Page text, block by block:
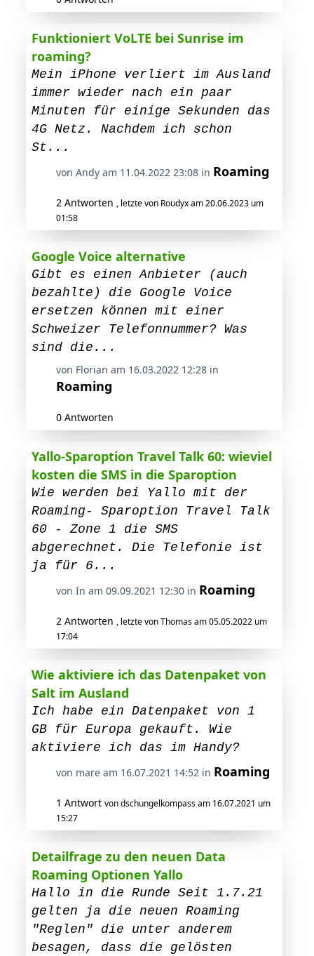
Funktioniert VoLTE bei Sunrise im
roaming?
Mein iPhone verliert im Ausland
immer wieder nach ein paar
Minuten für einige Sekunden das
4G Netz. Nachdem ich schon
St...
von Andy am 11.04.2022 23:08 in Roaming
2 Antworten , letzte von Roudyx am 20.06.2023 um
01:58
Google Voice alternative
Gibt es einen Anbieter (auch
bezahlte) die Google Voice
ersetzen können mit einer
Schweizer Telefonnummer? Was
sind die...
von Florian am 16.03.2022 12:28 in
Roaming
0 Antworten
Yallo-Sparoption Travel Talk 60: wieviel
kosten die SMS in die Sparoption
Wie werden bei Yallo mit der
Roaming- Sparoption Travel Talk
60 - Zone 1 die SMS
abgerechnet. Die Telefonie ist
ja für 6...
von In am 09.09.2021 12:30 in Roaming
2 Antworten , letzte von Thomas am 05.05.2022 um
17:04
Wie aktiviere ich das Datenpaket von
Salt im Ausland
Ich habe ein Datenpaket von 1
GB für Europa gekauft. Wie
aktiviere ich das im Handy?
von mare am 16.07.2021 14:52 in Roaming
1 Antwort von dschungelkompass am 16.07.2021 um
15:27
Detailfrage zu den neuen Data
Roaming Optionen Yallo
Hallo in die Runde Seit 1.7.21
gelten ja die neuen Roaming
"Reglen" die unter anderem
besagen, dass die gelösten